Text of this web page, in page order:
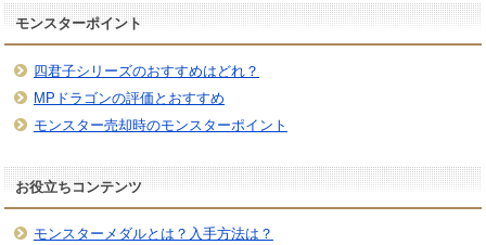
モンスターポイント
四君子シリーズのおすすめはどれ？
MPドラゴンの評価とおすすめ
モンスター売却時のモンスターポイント
お役立ちコンテンツ
モンスターメダルとは？入手方法は？